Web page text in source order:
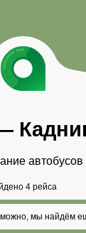
автобусов
4 рейса
мы найдём